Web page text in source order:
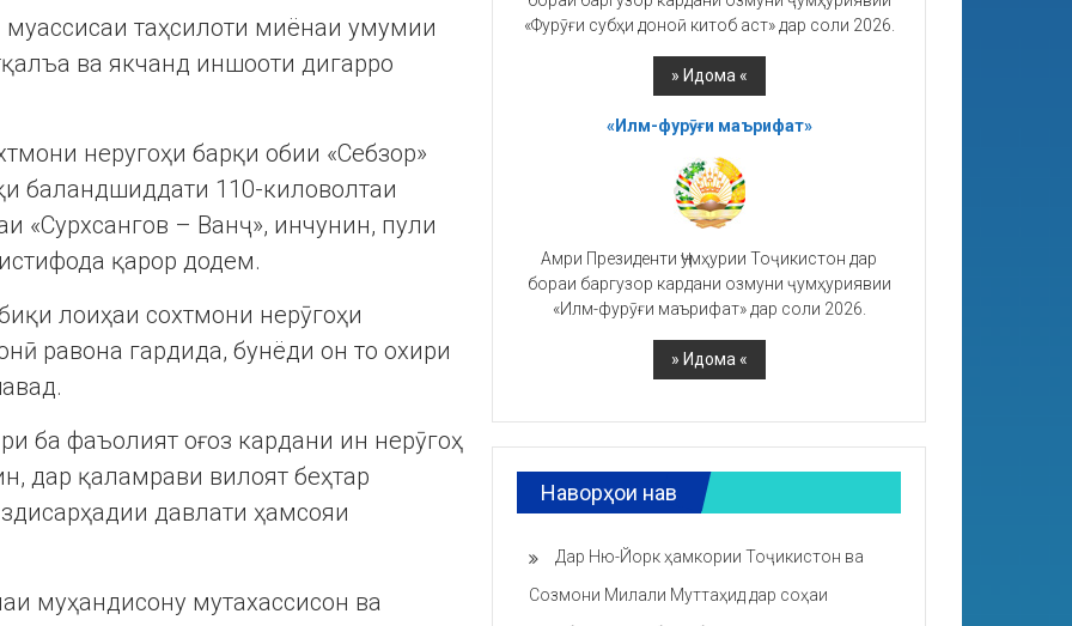
таҳсилоти миёнаи умумии
ва якчанд иншооти дигарро
неругоҳи барқи обии «Себзор»
баландшиддати 110-киловолтаи
«Сурхсангов – Ванҷ», инчунин, пули
қарор додем.
лоиҳаи сохтмони нерӯгоҳи
равона гардида, бунёди он то охири
ба фаъолият оғоз кардани ин нерӯгоҳ
дар қаламрави вилоят беҳтар
давлати ҳамсояи
муҳандисону мутахассисон ва
«Фурӯғи субҳи доноӣ китоб аст» дар соли 2026.
«Илм-фурӯғи маърифат»
Амри Президенти Ҷумҳурии Тоҷикистон дар
бораи баргузор кардани озмуни ҷумҳуриявии
«Илм-фурӯғи маърифат» дар соли 2026.
Наворҳои нав
Дар Ню-Йорк ҳамкории Тоҷикистон ва
Созмони Милали Муттаҳид дар соҳаи